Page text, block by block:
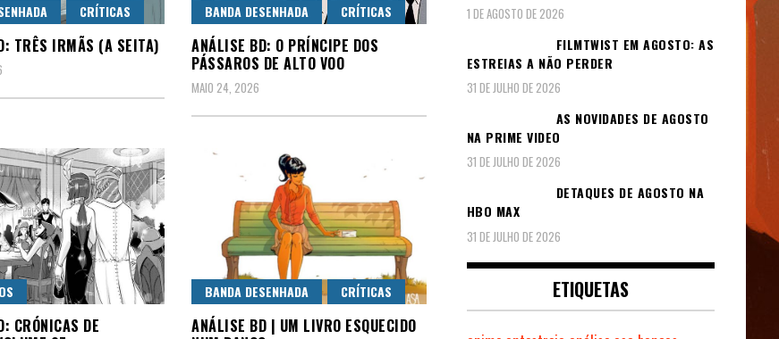
CRÍTICAS
TRÊS IRMÃS (A SEITA)
BANDA DESENHADA CRÍTICAS
ANÁLISE BD: O PRÍNCIPE DOS
PÁSSAROS DE ALTO VOO
MAIO 24, 2026
CRÓNICAS DE
BANDA DESENHADA CRÍTICAS
ANÁLISE BD | UM LIVRO ESQUECIDO
1 DE AGOSTO DE 2026
FILMTWIST EM AGOSTO: AS
ESTREIAS A NÃO PERDER
31 DE JULHO DE 2026
AS NOVIDADES DE AGOSTO
NA PRIME VIDEO
31 DE JULHO DE 2026
DETAQUES DE AGOSTO NA
HBO MAX
31 DE JULHO DE 2026
ETIQUETAS